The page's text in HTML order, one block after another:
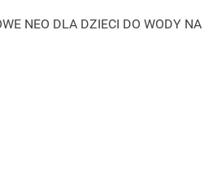
NEO DLA DZIECI DO WODY NA